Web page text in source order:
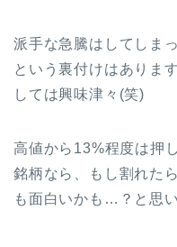
派手な急騰はしてしま
という裏付けはありま
しては興味津々(笑)
高値から13%程度は押
銘柄なら、もし割れた
も面白いかも…？と思